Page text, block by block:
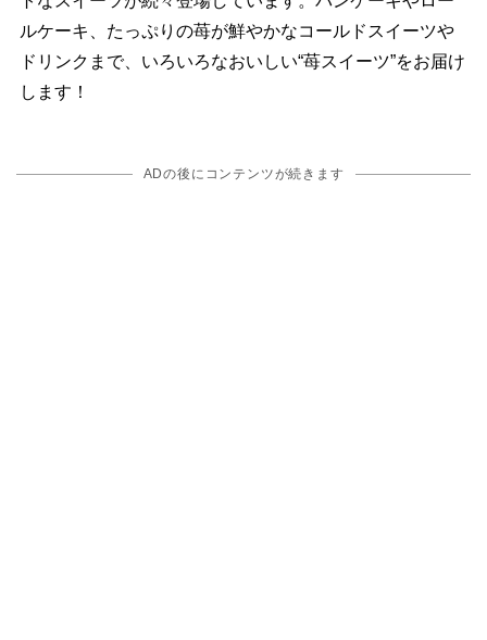
ルケーキ、たっぷりの苺が鮮やかなコールドスイーツ
ドリンクまで、いろいろなおいしい“苺スイーツ”をお届け
します！
ADの後にコンテンツが続きます